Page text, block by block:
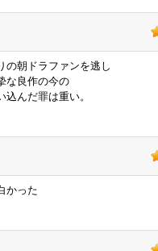
の朝ドラファンを逃し
な良作の今の
んだ罪は重い。
かった